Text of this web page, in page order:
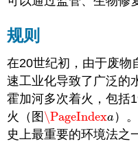
救
措
施
流
域
管
理
规则
在20世纪初，由于废物
速工业化导致了广泛的
霍加河多次着火，包括
火（图 \PageIndexa
\PageIndexa）
史上最重要的环境法之